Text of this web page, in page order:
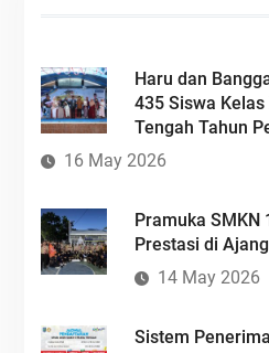
Haru dan
435 Siswa
Tengah Tahun
16 May 2026
Pramuka SMKN
Prestasi di
14 May 2026
Sistem